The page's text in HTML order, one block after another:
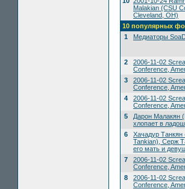
Malakian (CSU
Cleveland, OH)
10 популярных
1
Медиаторы
2
2006-11-02
Conference,
3
2006-11-02
Conference,
4
2006-11-02
Conference,
5
Дарон Малакян
хлопает в
6
Хачадур Танкян
Tankian), Серж
его мать и
7
2006-11-02
Conference,
8
2006-11-02
Conference,